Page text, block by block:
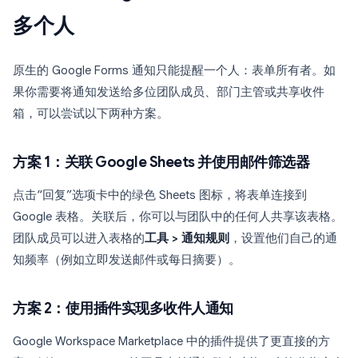
多个人
原生的 Google Forms 通知只能提醒一个人：表单所有者。如
果你需要将通知发送给多位团队成员、部门主管或共享收件
箱，可以尝试以下两种方案。
方案 1：关联 Google Sheets 并使用邮件筛选器
点击“回复”选项卡中的绿色 Sheets 图标，将表单连接到
Google 表格。关联后，你可以与团队中的任何人共享该表格。
团队成员可以进入表格的工具 > 通知规则 ，设置他们自己的通
知频率（例如立即发送邮件或每日摘要）。
方案 2：使用插件实现多收件人通知
Google Workspace Marketplace 中的插件提供了更直接的方